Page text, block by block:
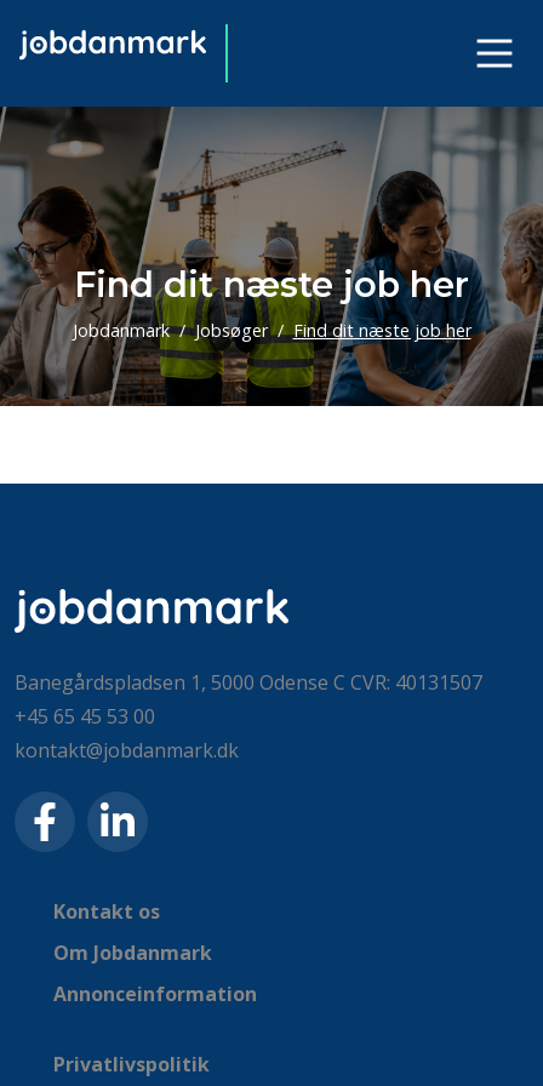
Find dit næste job her
Jobdanmark Jobsøger Find dit næste job her
Banegårdspladsen 1, 5000 Odense C CVR: 40131507
+45 65 45 53 00
kontakt@jobdanmark.dk
Kontakt os
Om Jobdanmark
Annonceinformation
Privatlivspolitik